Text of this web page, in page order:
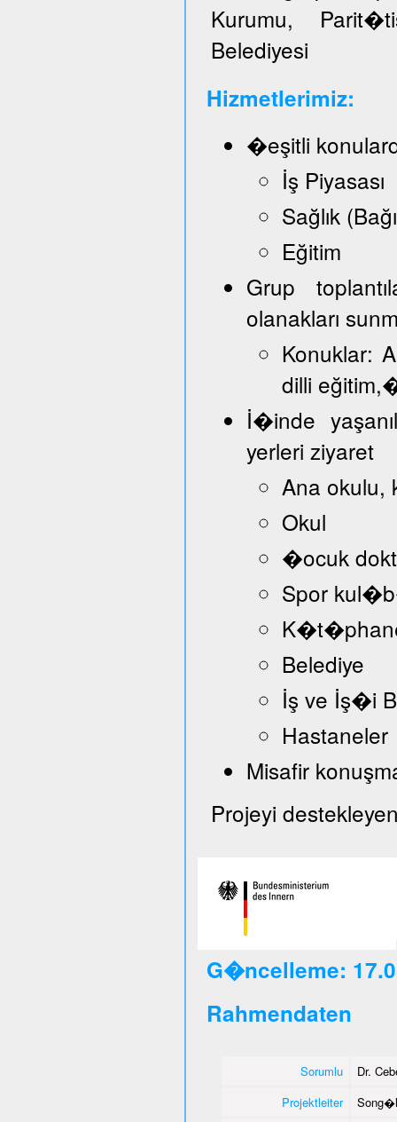
Kurumu,
Belediyesi
Hizmetlerimiz:
�eşitli
İş Piyasası
Sağlık
Eğitim
Grup
olanakları
Konuklar:
dilli
İ�inde
yerleri ziyaret
Ana okulu,
Okul
�ocuk
Spor
Belediye
İş ve İş�i
Hastaneler
Misafir
Projeyi
G�ncelleme:
Rahmendaten
Sorumlu
Dr.
Projektleiter